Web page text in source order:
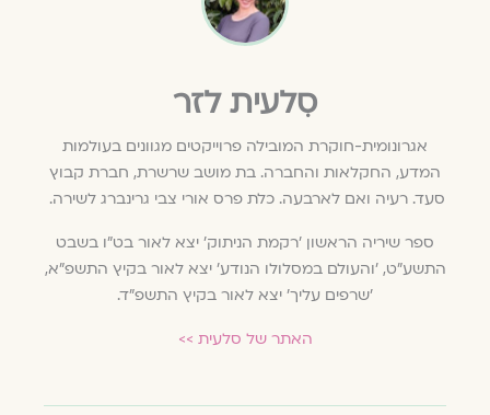
סִלעית לזר
אגרונומית-חוקרת המובילה פרוייקטים מגוונים בעולמות
המדע, החקלאות והחברה. בת מושב שרשרת, חברת קבוץ
סעד. רעיה ואם לארבעה. כלת פרס אורי צבי גרינברג לשירה.
ספר שיריה הראשון'רקמת הניתוק'יצא לאור בט"ו בשבט
התשע"ט,'והעולם במסלולו הנודע'יצא לאור בקיץ התשפ"א,
'שרפים עליך' יצא לאור בקיץ התשפ"ד.
האתר של סלעית >>